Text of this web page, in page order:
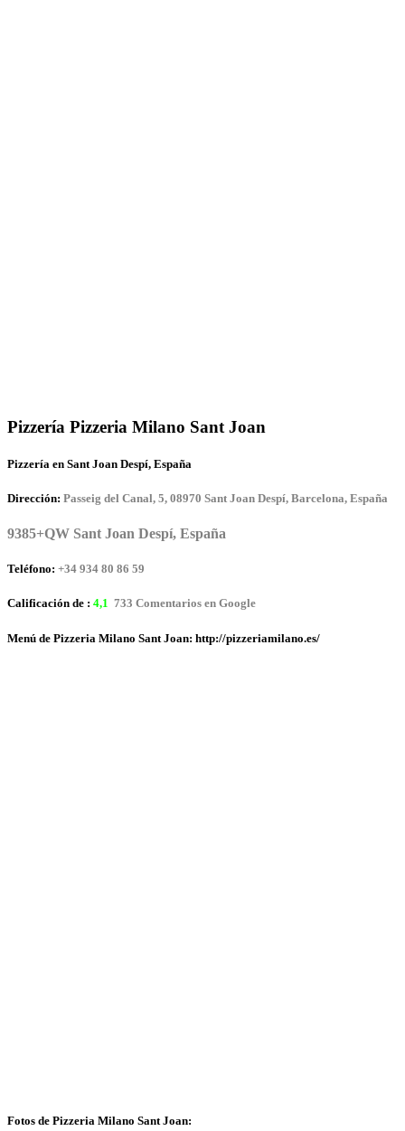
Pizzería Pizzeria Milano Sant Joan
Pizzería en Sant Joan Despí, España
Dirección: Passeig del Canal, 5, 08970 Sant Joan Despí, Barcelona, España
9385+QW Sant Joan Despí, España
Teléfono: +34 934 80 86 59
Calificación de : 4,1 733 Comentarios en Google
Menú de Pizzeria Milano Sant Joan: http://pizzeriamilano.es/
Fotos de Pizzeria Milano Sant Joan: